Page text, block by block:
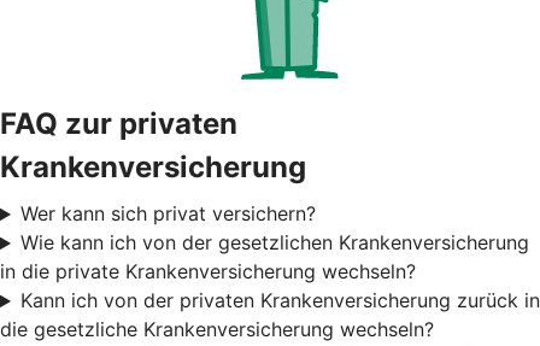
FAQ zur privaten
Krankenversicherung
Wer kann sich privat versichern?
Wie kann ich von der gesetzlichen Krankenversicherung
in die private Krankenversicherung wechseln?
Kann ich von der privaten Krankenversicherung zurück in
die gesetzliche Krankenversicherung wechseln?